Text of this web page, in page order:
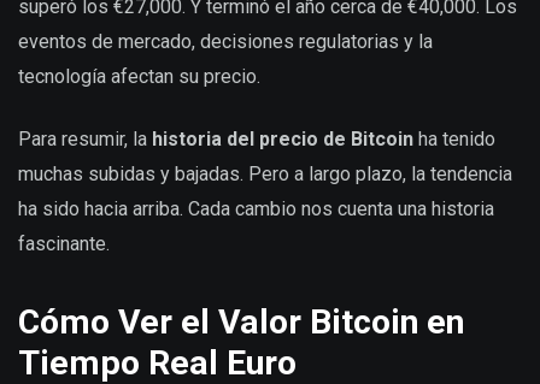
superó los €27,000. Y terminó el año cerca de €40,000. Los
eventos de mercado, decisiones regulatorias y la
tecnología afectan su precio.
Para resumir, la historia del precio de Bitcoin ha tenido
muchas subidas y bajadas. Pero a largo plazo, la tendencia
ha sido hacia arriba. Cada cambio nos cuenta una historia
fascinante.
Cómo Ver el Valor Bitcoin en
Tiempo Real Euro